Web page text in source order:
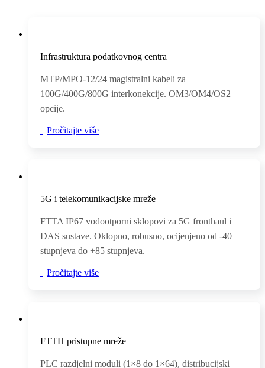
Infrastruktura podatkovnog centra
MTP/MPO-12/24 magistralni kabeli za
100G/400G/800G interkonekcije. OM3/OM4/OS2
opcije.
Pročitajte više
5G i telekomunikacijske mreže
FTTA IP67 vodootporni sklopovi za 5G fronthaul i
DAS sustave. Oklopno, robusno, ocijenjeno od -40
stupnjeva do +85 stupnjeva.
Pročitajte više
FTTH pristupne mreže
PLC razdjelni moduli (1×8 do 1×64), distribucijski